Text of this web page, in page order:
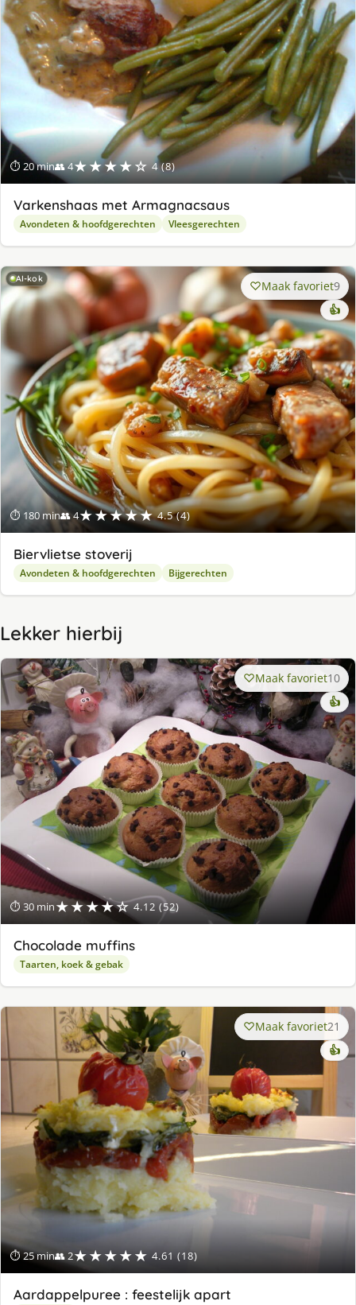
⏱ 20 min👥 4★★★★☆ 4 (8)
Varkenshaas met Armagnacsaus
Avondeten & hoofdgerechten Vleesgerechten
AI-kok
⏱ 180 min👥 4★★★★★ 4.5 (4)
Maak favoriet9
👍
Biervlietse stoverij
Avondeten & hoofdgerechten Bijgerechten
Lekker hierbij
⏱ 30 min★★★★☆ 4.12 (52)
Maak favoriet10
👍
Chocolade muffins
Taarten, koek & gebak
⏱ 25 min👥 2★★★★★ 4.61 (18)
Maak favoriet21
👍
Aardappelpuree : feestelijk apart